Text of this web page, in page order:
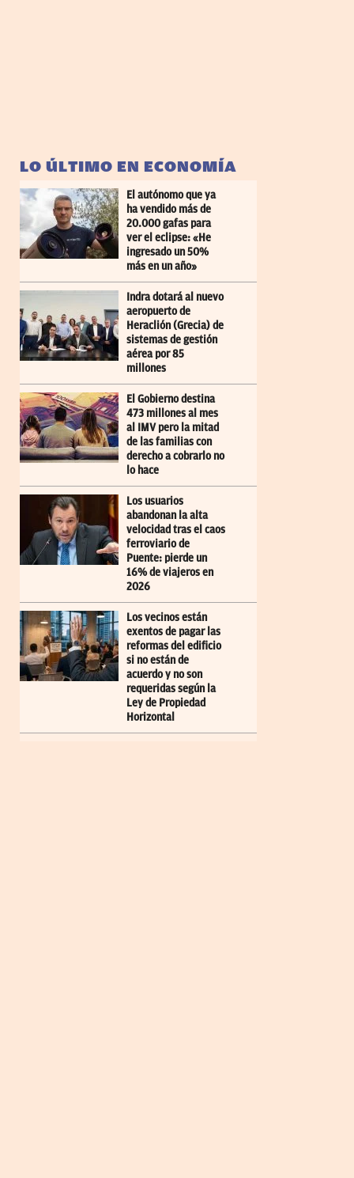
LO ÚLTIMO EN ECONOMÍA
El autónomo que ya
ha vendido más de
20.000 gafas para
ver el eclipse: «He
ingresado un 50%
más en un año»
Indra dotará al nuevo
aeropuerto de
Heraclión (Grecia) de
sistemas de gestión
aérea por 85
millones
El Gobierno destina
473 millones al mes
al IMV pero la mitad
de las familias con
derecho a cobrarlo no
lo hace
Los usuarios
abandonan la alta
velocidad tras el caos
ferroviario de
Puente: pierde un
16% de viajeros en
2026
Los vecinos están
exentos de pagar las
reformas del edificio
si no están de
acuerdo y no son
requeridas según la
Ley de Propiedad
Horizontal